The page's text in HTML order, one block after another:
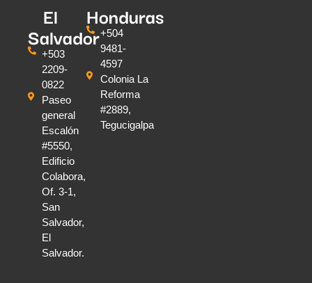
El
Salvador
+503
2209-
0822
Paseo
general
Escalón
#5550,
Edificio
Colabora,
Of. 3-1,
San
Salvador,
El
Salvador.
Honduras
+504
9481-
4597
Colonia La
Reforma
#2889,
Tegucigalpa